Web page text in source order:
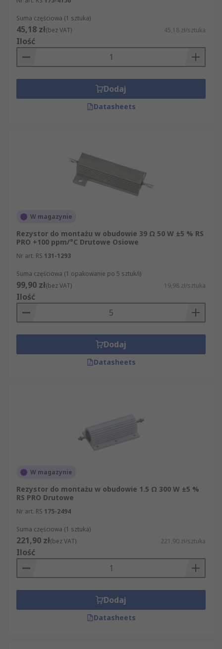
Suma częściowa (1 sztuka)
45,18 zł(bez VAT) 45,18 zł/sztuka
Ilość
Dodaj
Datasheets
W magazynie
Rezystor do montażu w obudowie 39 Ω 50 W ±5 % RS
PRO +100 ppm/°C Drutowe Osiowe
Nr art. RS 131-1293
Suma częściowa (1 opakowanie po 5 sztuk/i)
99,90 zł(bez VAT) 19,98 zł/sztuka
Ilość
Dodaj
Datasheets
W magazynie
Rezystor do montażu w obudowie 1.5 Ω 300 W ±5 %
RS PRO Drutowe
Nr art. RS 175-2494
Suma częściowa (1 sztuka)
221,90 zł(bez VAT) 221,90 zł/sztuka
Ilość
Dodaj
Datasheets